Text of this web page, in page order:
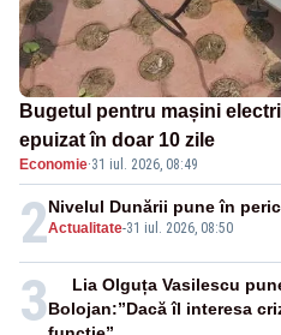
Bugetul pentru mașini
epuizat în doar 10 zile
Economie·31 iul. 2026, 08:49
2Actualitate-31 iul. 2026, 08:50
Nivelul Dunării pune în
3
Lia Olguța Vasilescu
Bolojan:”Dacă îl interesa